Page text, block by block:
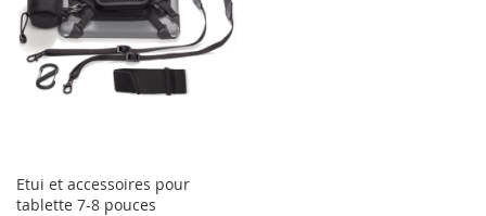
Etui et accessoires pour
tablette 7-8 pouces